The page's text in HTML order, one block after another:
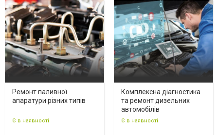
Ремонт паливної
апаратури різних типів
Є в наявності
Комплексна діагностика
та ремонт дизельних
автомобілів
Є в наявності